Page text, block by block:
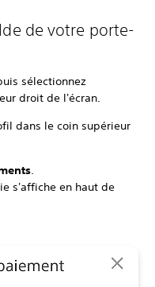
de votre porte-
sélectionnez
droit de l'écran.
dans le coin supérieur
.
s'affiche en haut de